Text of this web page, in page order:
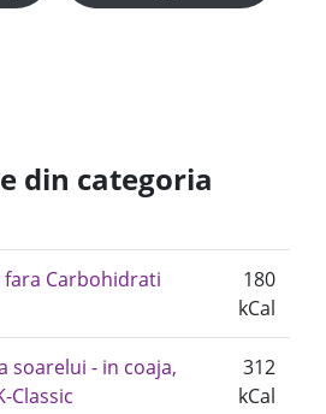
din categoria
fara Carbohidrati
180
kCal
soarelui - in coaja,
Classic
312
kCal